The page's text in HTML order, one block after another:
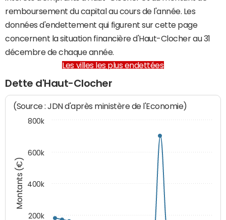
remboursement du capital au cours de l'année. Les
données d'endettement qui figurent sur cette page
concernent la situation financière d'Haut-Clocher au 31
décembre de chaque année.
Les villes les plus endettées
Dette d'Haut-Clocher
Montants (€)
(Source : JDN d'après ministère de l'Economie)
200k
400k
600k
800k